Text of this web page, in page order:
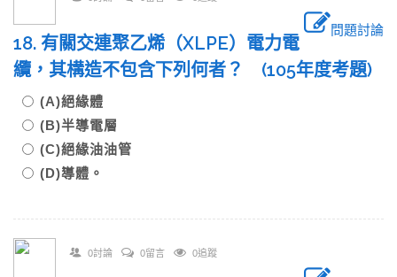
問題討論
18. 有關交連聚乙烯（XLPE）電力電
纜，其構造不包含下列何者？ (105年度考題)
(A)絕緣體
(B)半導電層
(C)絕緣油油管
(D)導體。
0討論 0留言 0追蹤